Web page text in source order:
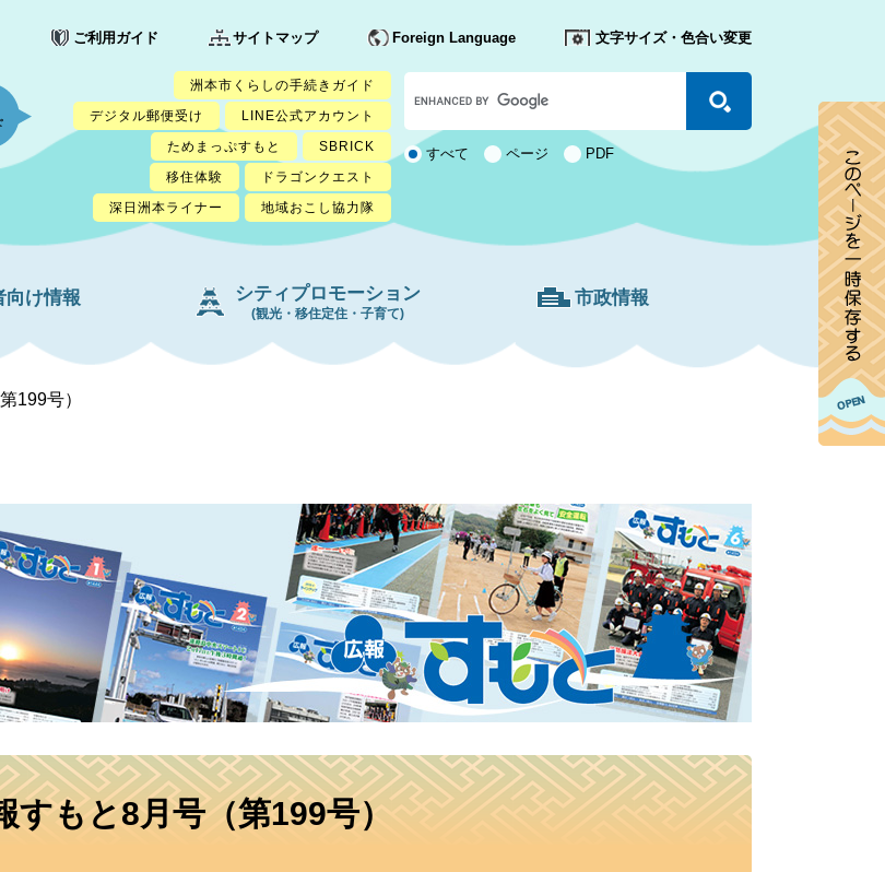
ご利用ガイド サイトマップ Foreign Language 文字サイズ・色合い変更
洲本市くらしの手続きガイド
デジタル郵便受け
LINE公式アカウント
ためまっぷすもと
SBRICK
移住体験
ドラゴンクエスト
深日洲本ライナー
地域おこし協力隊
カ
ス
タ
ム
検 すべて ページ PDF
向け情報 シティプロモーション
(観光・移住定住・子育て)
市政情報
199号）
すもと8月号（第199号）